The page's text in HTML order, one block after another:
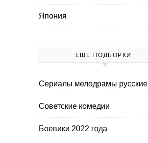
Япония
ЕЩЕ ПОДБОРКИ
Cериалы мелодрамы русские
Cоветские комедии
Боевики 2022 года